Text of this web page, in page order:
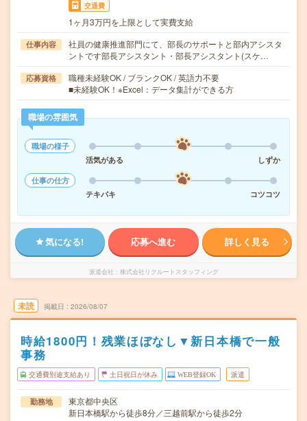
交通費
1ヶ月3万円を上限として実費支給
仕事内容
社員の健康推進部門にて、部長のサポートと部内アシスタ
ントです部長アシスタント・部長アシスタント(スケ…
応募資格
職種未経験OK / ブランクOK / 英語力不要
■未経験OK！※Excel：データ集計ができる方
職場の雰囲気
職場の様子
活気がある
しずか
仕事の仕方
テキパキ
コツコツ
気になる! 応募へ進む 詳しく見る
派遣会社 株式会社リクルートスタッフィング
未読 掲載日 2026/08/07
時給1800円！残業ほぼなし▼新日本橋で一般
事務
交通費別途支給あり 土日祝日が休み WEB登録OK 派遣
勤務地
東京都中央区
新日本橋駅から徒歩8分／三越前駅から徒歩2分